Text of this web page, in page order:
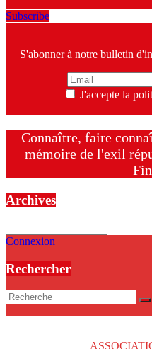
Subscribe
S'abonner à notre bulletin
J'accepte la
Connaître, faire
mémoire de l'exil
Archives
Connexion
Rechercher